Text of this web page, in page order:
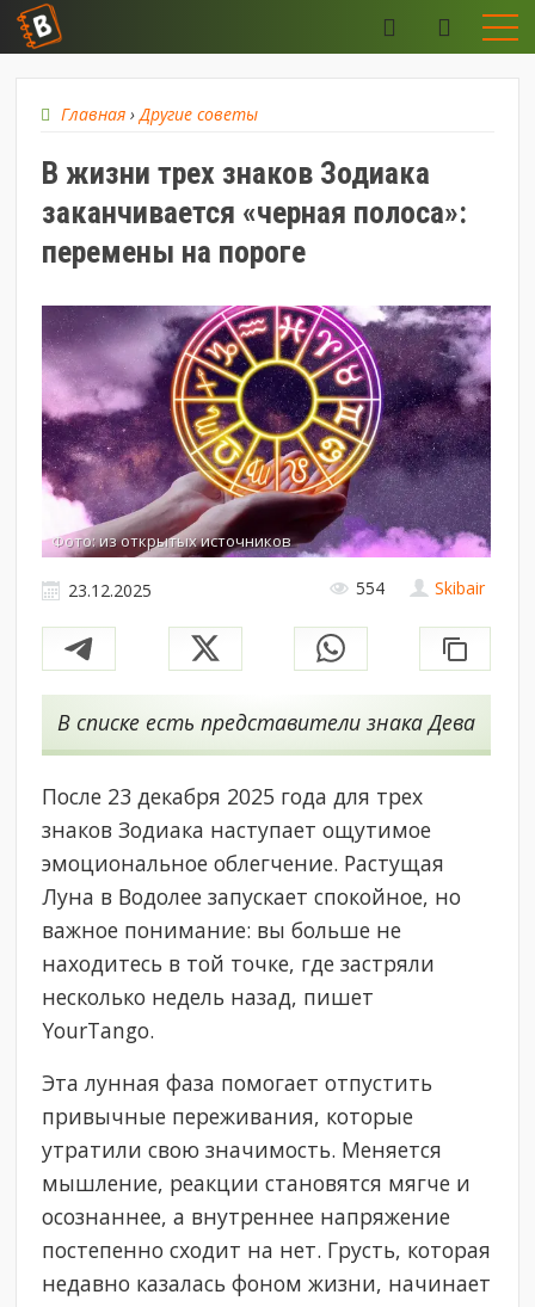
Главная ›Другие советы
В жизни трех знаков Зодиака
заканчивается «черная полоса»:
перемены на пороге
Фото: из открытых источников
Skibair
23.12.2025 554
В списке есть представители знака Дева
После 23 декабря 2025 года для трех
знаков Зодиака наступает ощутимое
эмоциональное облегчение. Растущая
Луна в Водолее запускает спокойное, но
важное понимание: вы больше не
находитесь в той точке, где застряли
несколько недель назад, пишет
YourTango.
Эта лунная фаза помогает отпустить
привычные переживания, которые
утратили свою значимость. Меняется
мышление, реакции становятся мягче и
осознаннее, а внутреннее напряжение
постепенно сходит на нет. Грусть, которая
недавно казалась фоном жизни, начинает